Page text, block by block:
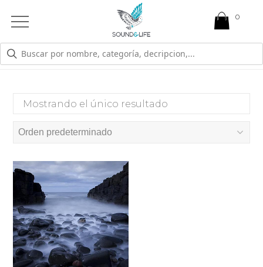
Open
Menu
EMOCIONES CONTENCIÓN
Mostrando el único resultado
0